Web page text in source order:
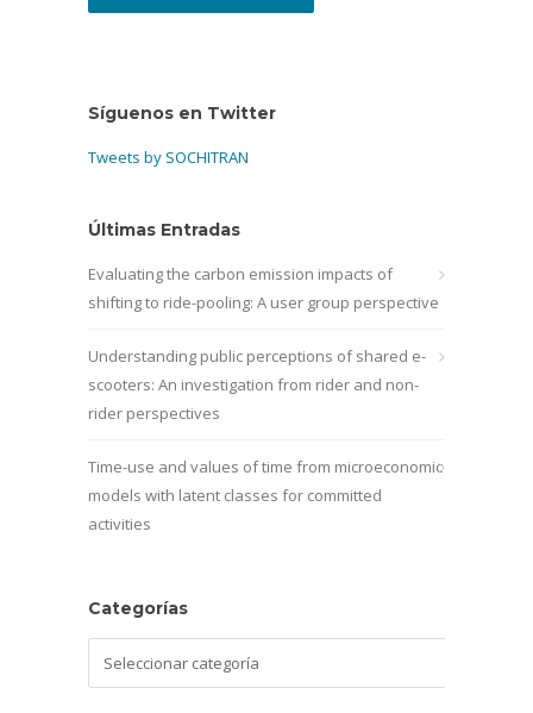
Síguenos en Twitter
Tweets by SOCHITRAN
Últimas Entradas
Evaluating the carbon emission impacts of
shifting to ride-pooling: A user group perspective
Understanding public perceptions of shared e-
scooters: An investigation from rider and non-
rider perspectives
Time-use and values of time from microeconomic
models with latent classes for committed
activities
Categorías